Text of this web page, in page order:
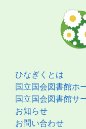
ひなぎくとは
国立国会図書館ホ
国立国会図書館サ
お知らせ
お問い合わせ